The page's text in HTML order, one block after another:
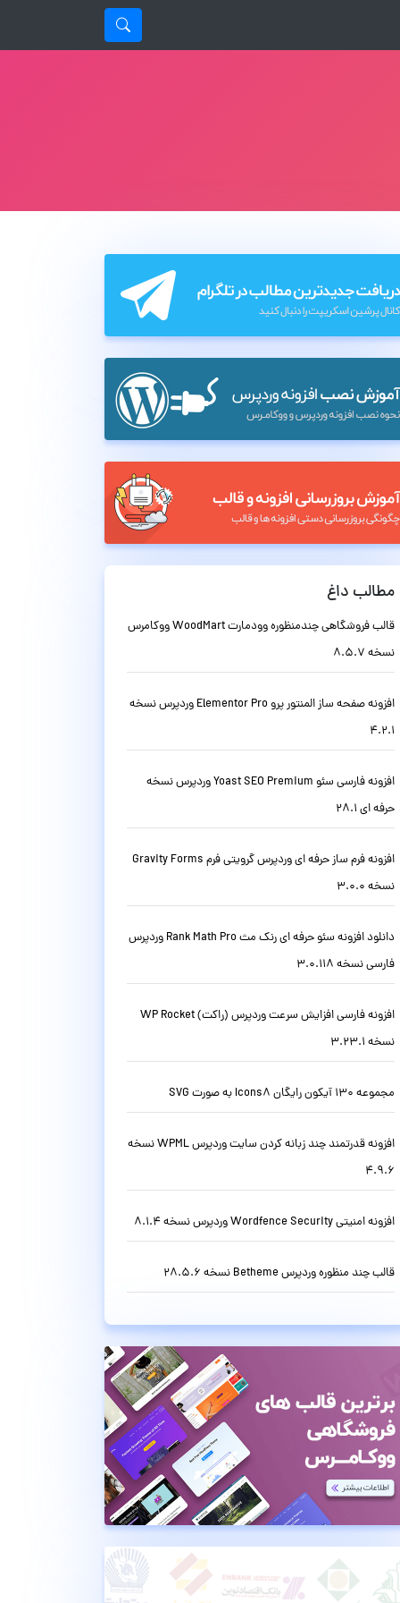
مطالب داغ
قالب فروشگاهی چندمنظوره وودمارت WoodMart ووکامرس
نسخه 8.5.7
افزونه صفحه ساز المنتور پرو Elementor Pro وردپرس نسخه
4.2.1
افزونه فارسی سئو Yoast SEO Premium وردپرس نسخه
حرفه ای 28.1
افزونه فرم ساز حرفه ای وردپرس گرویتی فرم Gravity Forms
نسخه 3.0.0
دانلود افزونه سئو حرفه ای رنک مث Rank Math Pro وردپرس
فارسی نسخه 3.0.118
افزونه فارسی افزایش سرعت وردپرس (راکت) WP Rocket
نسخه 3.23.1
مجموعه 130 آیکون رایگان Icons8 به صورت SVG
افزونه قدرتمند چند زبانه کردن سایت وردپرس WPML نسخه
4.9.6
افزونه امنیتی Wordfence Security وردپرس نسخه 8.1.4
قالب چند منظوره وردپرس Betheme نسخه 28.5.6